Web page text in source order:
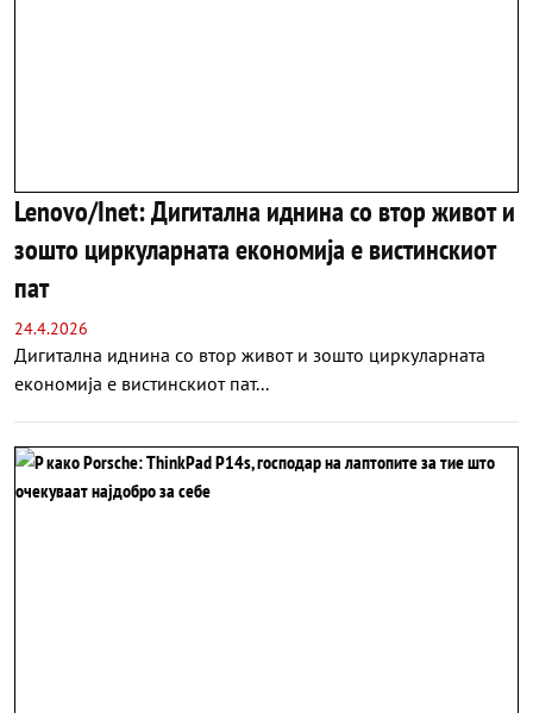
Lenovo/Inet: Дигитална иднина со втор живот и
зошто циркуларната економија е вистинскиот
пат
24.4.2026
Дигитална иднина со втор живот и зошто циркуларната
економија е вистинскиот пат...